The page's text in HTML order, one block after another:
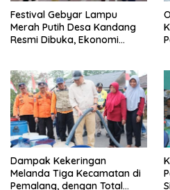
Festival Gebyar Lampu
Merah Putih Desa Kandang
Resmi Dibuka, Ekonomi
Dampak Kekeringan
Melanda Tiga Kecamatan di
Pemalang, dengan Total